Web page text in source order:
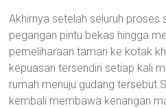
Akhirnya setelah seluruh
pegangan pintu bekas hingga
pemeliharaan taman ke kotak
kepuasan tersendiri setiap kali
rumah menuju gudang
kembali membawa kenangan